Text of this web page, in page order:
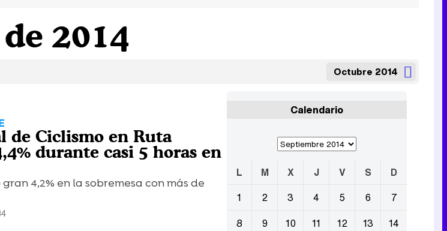
2014
Octubre 2014
de Ciclismo en Ruta
durante casi 5 horas en
4,2% en la sobremesa con más de
Calendario
L M X J V S
D
1
2 3 4 5 6
7
8
9 10 11 12 13
14